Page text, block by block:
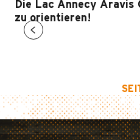
Die Lac Annecy Aravis
zu orientieren!